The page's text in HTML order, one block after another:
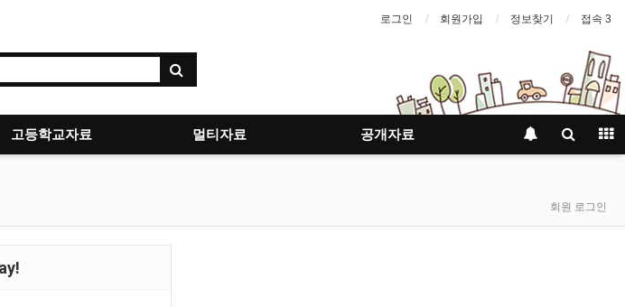
로그인 회원가입 정보찾기 접속 3
고등학교자료 멀티자료 공개자료
회원 로그인